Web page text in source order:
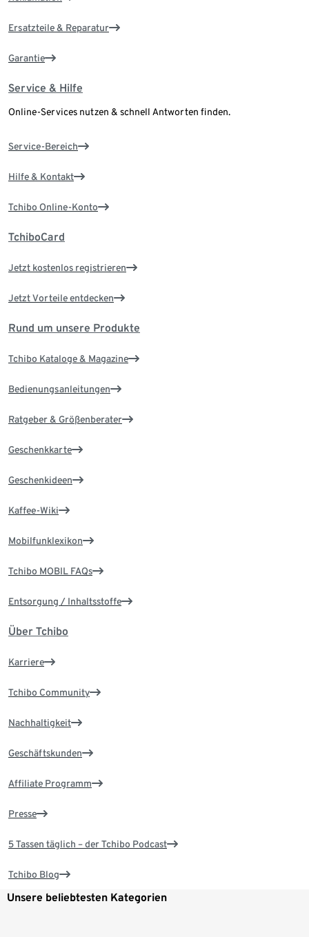
Ersatzteile & Reparatur
Garantie
Service & Hilfe
Online-Services nutzen & schnell Antworten finden.
Service-Bereich
Hilfe & Kontakt
Tchibo Online-Konto
TchiboCard
Jetzt kostenlos registrieren
Jetzt Vorteile entdecken
Rund um unsere Produkte
Tchibo Kataloge & Magazine
Bedienungsanleitungen
Ratgeber & Größenberater
Geschenkkarte
Geschenkideen
Kaffee-Wiki
Mobilfunklexikon
Tchibo MOBIL FAQs
Entsorgung / Inhaltsstoffe
Über Tchibo
Karriere
Tchibo Community
Nachhaltigkeit
Geschäftskunden
Affiliate Programm
Presse
5 Tassen täglich – der Tchibo Podcast
Tchibo Blog
Unsere beliebtesten Kategorien